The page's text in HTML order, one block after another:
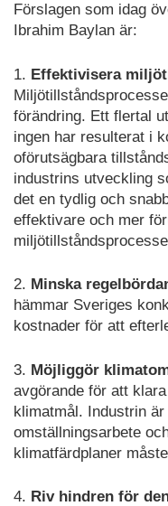
Förslagen som idag
Ibrahim Baylan är:
1. Effektivisera
förändring. Ett flertal
ingen har resulterat i
oförutsägbara
industrins utveckling
det en tydlig och
effektivare och mer
2. Minska
hämmar Sveriges
kostnader för att
3. Möjliggör
avgörande för att
klimatmål. Industrin
omställningsarbete
klimatfärdplaner
4. Riv hindren för